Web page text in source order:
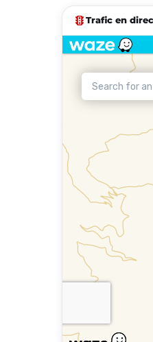
traffic Trafic en